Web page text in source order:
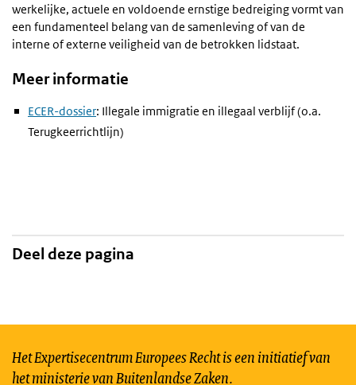
werkelijke, actuele en voldoende ernstige bedreiging vormt van
een fundamenteel belang van de samenleving of van de
interne of externe veiligheid van de betrokken lidstaat.
Meer informatie
ECER-dossier: Illegale immigratie en illegaal verblijf (o.a.
Terugkeerrichtlijn)
Deel deze pagina
Het Expertisecentrum Europees Recht is een initiatief van
het ministerie van Buitenlandse Zaken.